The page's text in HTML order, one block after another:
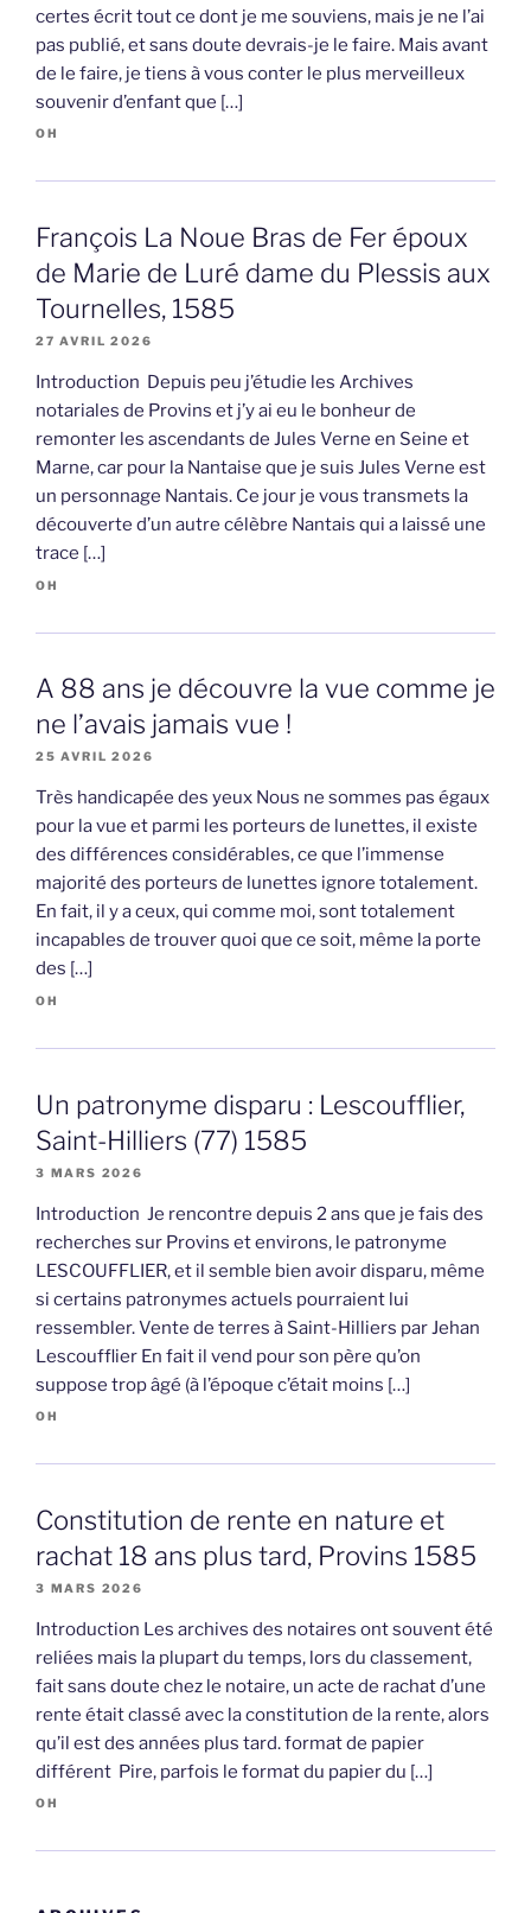
certes écrit tout ce dont je me souviens, mais je ne l’ai
pas publié, et sans doute devrais-je le faire. Mais avant
de le faire, je tiens à vous conter le plus merveilleux
souvenir d’enfant que […]
OH
François La Noue Bras de Fer époux
de Marie de Luré dame du Plessis aux
Tournelles, 1585
27 AVRIL 2026
Introduction Depuis peu j’étudie les Archives
notariales de Provins et j’y ai eu le bonheur de
remonter les ascendants de Jules Verne en Seine et
Marne, car pour la Nantaise que je suis Jules Verne est
un personnage Nantais. Ce jour je vous transmets la
découverte d’un autre célèbre Nantais qui a laissé une
trace […]
OH
A 88 ans je découvre la vue comme je
ne l’avais jamais vue !
25 AVRIL 2026
Très handicapée des yeux Nous ne sommes pas égaux
pour la vue et parmi les porteurs de lunettes, il existe
des différences considérables, ce que l’immense
majorité des porteurs de lunettes ignore totalement.
En fait, il y a ceux, qui comme moi, sont totalement
incapables de trouver quoi que ce soit, même la porte
des […]
OH
Un patronyme disparu : Lescoufflier,
Saint-Hilliers (77) 1585
3 MARS 2026
Introduction Je rencontre depuis 2 ans que je fais des
recherches sur Provins et environs, le patronyme
LESCOUFFLIER, et il semble bien avoir disparu, même
si certains patronymes actuels pourraient lui
ressembler. Vente de terres à Saint-Hilliers par Jehan
Lescoufflier En fait il vend pour son père qu’on
suppose trop âgé (à l’époque c’était moins […]
OH
Constitution de rente en nature et
rachat 18 ans plus tard, Provins 1585
3 MARS 2026
Introduction Les archives des notaires ont souvent été
reliées mais la plupart du temps, lors du classement,
fait sans doute chez le notaire, un acte de rachat d’une
rente était classé avec la constitution de la rente, alors
qu’il est des années plus tard. format de papier
différent Pire, parfois le format du papier du […]
OH